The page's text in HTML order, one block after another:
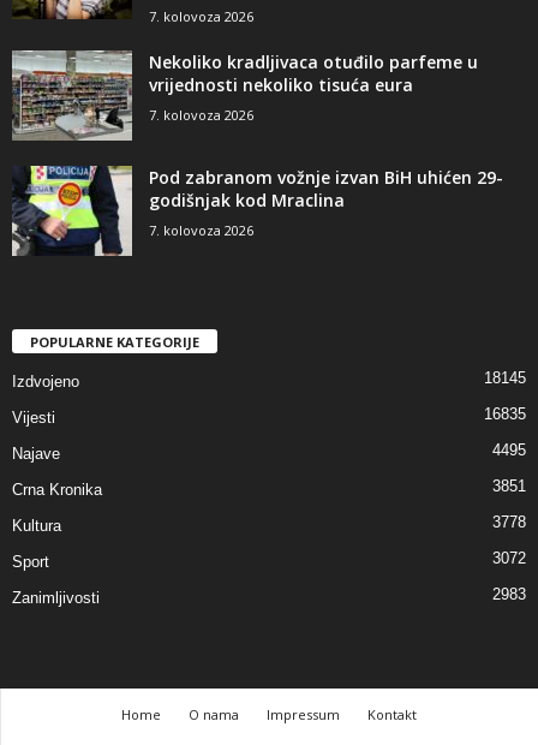
7. kolovoza 2026
Nekoliko kradljivaca otuđilo parfeme u
vrijednosti nekoliko tisuća eura
7. kolovoza 2026
Pod zabranom vožnje izvan BiH uhićen 29-
godišnjak kod Mraclina
7. kolovoza 2026
POPULARNE KATEGORIJE
Izdvojeno 18145
Vijesti 16835
Najave 4495
Crna Kronika 3851
Kultura 3778
Sport 3072
Zanimljivosti 2983
Home O nama Impressum
Kontakt